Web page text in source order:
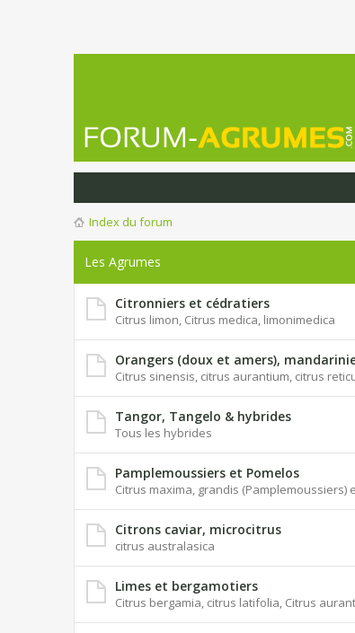
Index du forum
Les Agrumes
Citronniers et cédratiers
Citrus limon, Citrus medica, limonimedica
Orangers (doux et amers),
Citrus sinensis, citrus aurantium, citrus
Tangor, Tangelo & hybrides
Tous les hybrides
Pamplemoussiers et Pomelos
Citrus maxima, grandis (Pamplemoussiers)
Citrons caviar, microcitrus
citrus australasica
Limes et bergamotiers
Citrus bergamia, citrus latifolia, Citrus